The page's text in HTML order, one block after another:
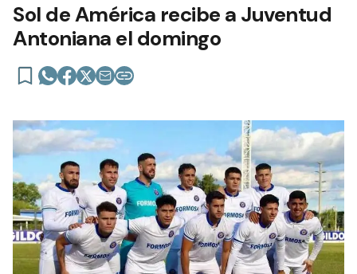
Sol de América recibe a Juventud
Antoniana el domingo